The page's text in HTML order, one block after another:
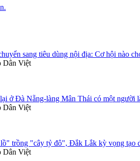
sang tiêu dùng nội địa: Cơ hội nào
Dân Việt
ở Đà Nẵng-làng Mân Thái có một người
Dân Việt
trồng "cây tỷ đô", Đắk Lắk kỳ vọng tạo
Dân Việt